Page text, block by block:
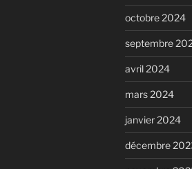
octobre 2024
septembre
avril 2024
mars 2024
janvier 2024
décembre